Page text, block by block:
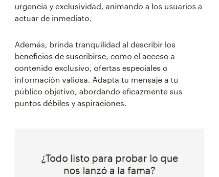
urgencia y exclusividad, animando a los usuarios a
actuar de inmediato.
Además, brinda tranquilidad al describir los
beneficios de suscribirse, como el acceso a
contenido exclusivo, ofertas especiales o
información valiosa. Adapta tu mensaje a tu
público objetivo, abordando eficazmente sus
puntos débiles y aspiraciones.
¿Todo listo para probar lo que
nos lanzó a la fama?